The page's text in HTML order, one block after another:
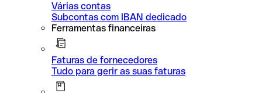
Várias contas
Subcontas com IBAN dedicado
Ferramentas financeiras
Faturas de fornecedores
Tudo para gerir as suas faturas